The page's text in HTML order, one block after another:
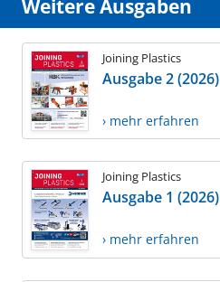
Weitere Ausgaben
Joining Plastics
Ausgabe 2 (2026)
› mehr erfahren
Joining Plastics
Ausgabe 1 (2026)
› mehr erfahren